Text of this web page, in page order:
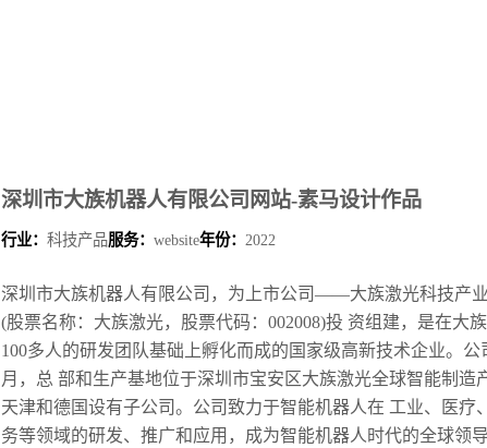
深圳市大族机器人有限公司网站-素马设计作品
行业： 科技产品服务： website年份： 2022
深圳市大族机器人有限公司，为上市公司——大族激光科技产
(股票名称：大族激光，股票代码：002008)投 资组建，是在大
100多人的研发团队基础上孵化而成的国家级高新技术企业。公
月，总 部和生产基地位于深圳市宝安区大族激光全球智能制造
天津和德国设有子公司。公司致力于智能机器人在 工业、医疗
务等领域的研发、推广和应用，成为智能机器人时代的全球领导